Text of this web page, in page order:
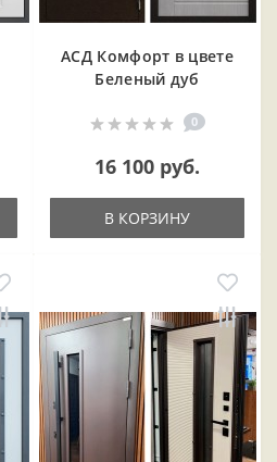
АСД Комфорт в цвете
Беленый дуб
0
16 100 руб.
В КОРЗИНУ